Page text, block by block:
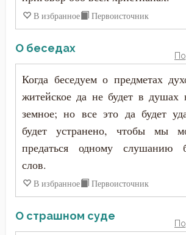
Ссора
Страсть
Страх
Страх Божий
Страх смерти
Страшный суд
Суета
В избранное Первоисточник
О беседах
Когда беседуем о предметах
житейское да не будет в душах
земное; но все это да будет
будет устранено, чтобы мы
предаться одному слушанию
слов.
В избранное Первоисточник
О страшном суде